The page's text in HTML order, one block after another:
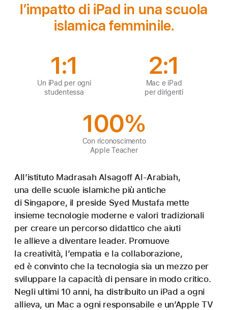
l’impatto di iPad in una scuola
islamica femminile.
1:1
Un iPad per ogni
studentessa
2:1
Mac e iPad
per dirigenti
100%
Con riconoscimento
Apple Teacher
All’istituto Madrasah Alsagoff Al‑Arabiah,
una delle scuole islamiche più antiche
di Singapore, il preside Syed Mustafa mette
insieme tecnologie moderne e valori tradizionali
per creare un percorso didattico che aiuti
le allieve a diventare leader. Promuove
la creatività, l’empatia e la collaborazione,
ed è convinto che la tecnologia sia un mezzo per
sviluppare la capacità di pensare in modo critico.
Negli ultimi 10 anni, ha distribuito un iPad a ogni
allieva, un Mac a ogni responsabile e un’Apple TV